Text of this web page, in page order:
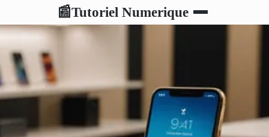
📰Tutoriel Numerique